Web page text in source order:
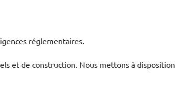
réglementaires.
et de construction. Nous mettons à disposition